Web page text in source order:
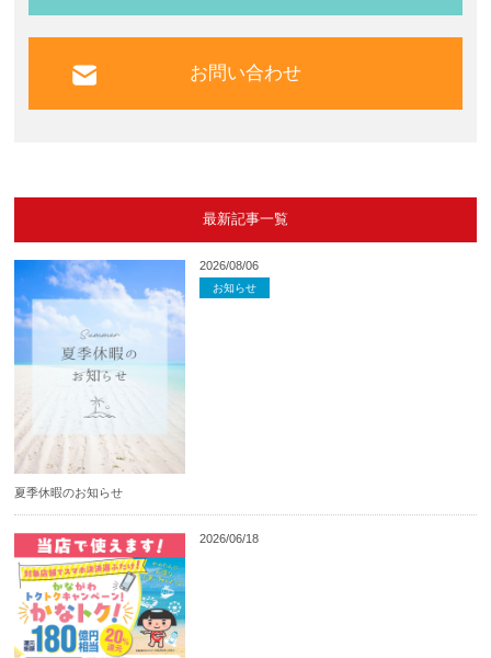
お問い合わせ
最新記事一覧
2026/08/06
お知らせ
夏季休暇のお知らせ
2026/06/18